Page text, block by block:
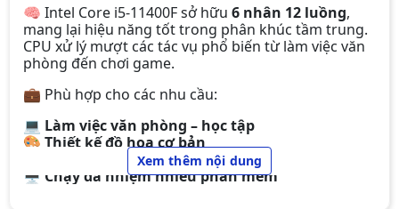
🧠 Intel Core i5-11400F sở hữu 6 nhân 12 luồng,
mang lại hiệu năng tốt trong phân khúc tầm trung.
CPU xử lý mượt các tác vụ phổ biến từ làm việc văn
phòng đến chơi game.
💼 Phù hợp cho các nhu cầu:
💻 Làm việc văn phòng – học tập
🎨 Thiết kế đồ họa cơ bản
Chỉnh sửa video nhẹ
🖥 Chạy đa nhiệm nhiều phần mềm
Xem thêm nội dung
CPU INTEL CORE I3-10105F (3.7Ghz
Turbo Up To 4.4Ghz, 4 Nhân 8
Luồng, 6Mb Cache, 65W) Tray New
1.890.000đ 2.190.000đ
-14%
CPU Intel Core i5-13400F(10 Nhân
16 Luồng, 20MB , 65W, LGA1700)
Tray